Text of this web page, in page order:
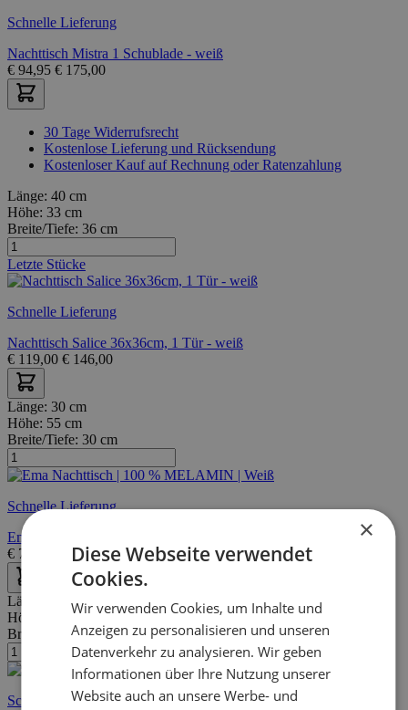
Schnelle Lieferung
Nachttisch Mistra 1 Schublade - weiß
€ 94,95 € 175,00
30 Tage Widerrufsrecht
Kostenlose Lieferung und Rücksendung
Kostenloser Kauf auf Rechnung oder Ratenzahlung
Länge: 40 cm
Höhe: 33 cm
Breite/Tiefe: 36 cm
Letzte Stücke
Schnelle Lieferung
Nachttisch Salice 36x36cm, 1 Tür - weiß
€ 119,00 € 146,00
Länge: 30 cm
Höhe: 55 cm
Breite/Tiefe: 30 cm
Schnelle Lieferung
Ema Nachttisch | 100 % MELAMIN | Weiß
€ 75,95 126,00
Länge:
43 cm
Höhe:
39 cm
Breite/Tiefe:36 cm
Schnelle Lieferung
×
Diese Webseite verwendet
Cookies.
Wir verwenden Cookies, um Inhalte und
Anzeigen zu personalisieren und unseren
Datenverkehr zu analysieren. Wir geben
Informationen über Ihre Nutzung unserer
Website auch an unsere Werbe- und